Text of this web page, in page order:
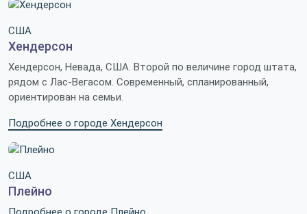
США
Хендерсон
Хендерсон, Невада, США. Второй по величине город штата,
рядом с Лас-Вегасом. Современный, спланированный,
ориентирован на семьи.
Подробнее о городе Хендерсон
США
Плейно